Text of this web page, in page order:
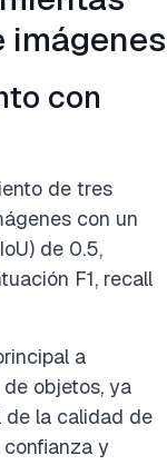
imágenes
con
de tres
con un
de 0.5,
F1, recall
a
objetos, ya
de la calidad de
y